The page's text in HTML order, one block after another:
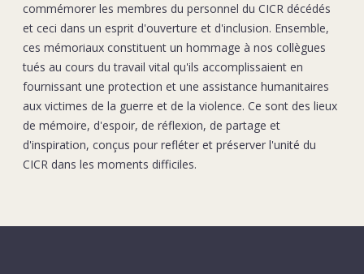
commémorer les membres du personnel du CICR décédés
et ceci dans un esprit d'ouverture et d'inclusion. Ensemble,
ces mémoriaux constituent un hommage à nos collègues
tués au cours du travail vital qu'ils accomplissaient en
fournissant une protection et une assistance humanitaires
aux victimes de la guerre et de la violence. Ce sont des lieux
de mémoire, d'espoir, de réflexion, de partage et
d'inspiration, conçus pour refléter et préserver l'unité du
CICR dans les moments difficiles.